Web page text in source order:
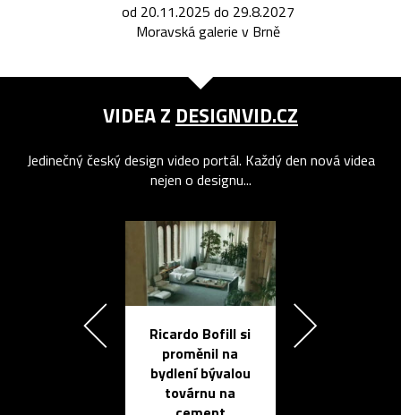
od 20.11.2025 do 29.8.2027
Moravská galerie v Brně
VIDEA Z DESIGNVID.CZ
Jedinečný český design video portál. Každý den nová videa
nejen o designu...
Ricardo Bofill si
proměnil na
bydlení bývalou
továrnu na